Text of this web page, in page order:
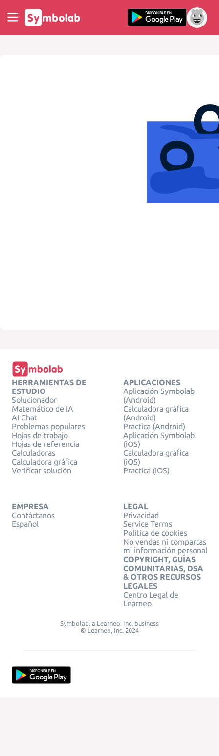
HERRAMIENTAS DE
ESTUDIO
Solucionador
Matemático de IA
AI Chat
Problemas populares
Hojas de trabajo
Hojas de referencia
Calculadoras
Calculadora gráfica
Verificar solución
APLICACIONES
Aplicación Symbolab
(Android)
Calculadora gráfica
(Android)
Practica (Android)
Aplicación Symbolab
(iOS)
Calculadora gráfica
(iOS)
Practica (iOS)
EMPRESA
Contáctanos
Español
LEGAL
Privacidad
Service Terms
Política de cookies
No vendas ni compartas
mi información personal
COPYRIGHT, GUÍAS
COMUNITARIAS, DSA
& OTROS RECURSOS
LEGALES
Centro Legal de
Learneo
Symbolab, a Learneo, Inc. business
© Learneo, Inc. 2024